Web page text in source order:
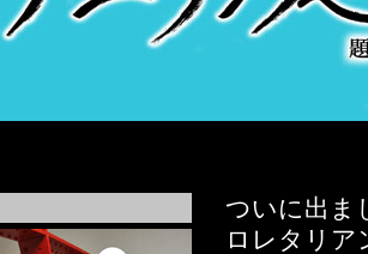
ついに出ま
ロレタリ